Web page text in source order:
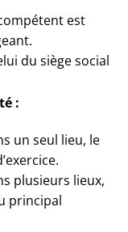
est
du siège social
:
un seul lieu, le
plusieurs lieux,
principal